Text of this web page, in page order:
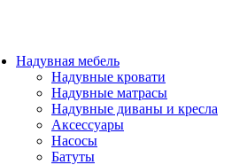
Надувная мебель
Надувные кровати
Надувные матрасы
Надувные диваны и кресла
Аксессуары
Насосы
Батуты